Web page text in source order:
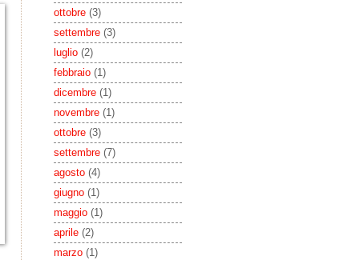
ottobre (3)
settembre (3)
luglio (2)
febbraio (1)
dicembre (1)
novembre (1)
ottobre (3)
settembre (7)
agosto (4)
giugno (1)
maggio (1)
aprile (2)
marzo (1)